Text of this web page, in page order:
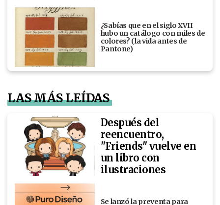
¿Sabías que en el siglo XVII
hubo un catálogo con miles de
colores? (la vida antes de
Pantone)
LAS MÁS LEÍDAS
Después del
reencuentro,
"Friends" vuelve en
un libro con
ilustraciones
Se lanzó la preventa para